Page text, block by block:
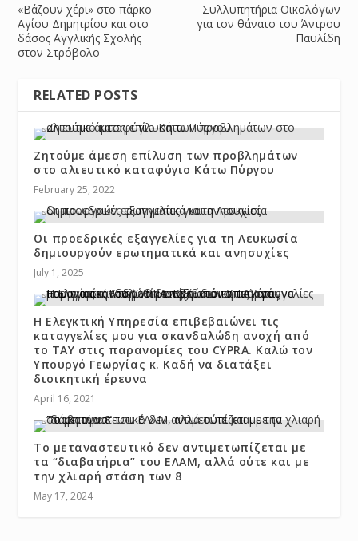
«Βάζουν χέρι» στο πάρκο
Αγίου Δημητρίου και στο
δάσος Αγγλικής Σχολής
στον Στρόβολο
Συλλυπητήρια Οικολόγων
για τον θάνατο του Άντρου
Παυλίδη
RELATED POSTS
Ζητούμε άμεση επίλυση των προβλημάτων
στο αλιευτικό καταφύγιο Κάτω Πύργου
February 25, 2022
Οι προεδρικές εξαγγελίες για τη Λευκωσία
δημιουργούν ερωτηματικά και ανησυχίες
July 1, 2025
Η Ελεγκτική Υπηρεσία επιβεβαιώνει τις
καταγγελίες μου για σκανδαλώδη ανοχή από
το ΤΑΥ στις παρανομίες του CYPRA. Καλώ τον
Υπουργό Γεωργίας κ. Καδή να διατάξει
διοικητική έρευνα
April 16, 2021
Το μεταναστευτικό δεν αντιμετωπίζεται με
τα “διαβατήρια” του ΕΛΑΜ, αλλά ούτε και με
την χλιαρή στάση των 8
May 17, 2024